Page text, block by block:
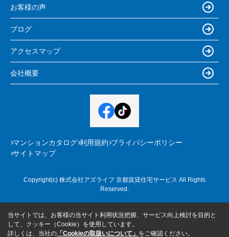
お客様の声
ブログ
アクセスマップ
会社概要
マンションカタログ 利用規約 プライバシーポリシー
サイトマップ
Copyright(c) 株式会社アズライフ 京都賃貸住宅サービス All Rights
Reserved.
当サイトでは、お客様の当サイト利用状況把握、サービス向上検討を目的と
して、クッキー（Cookie）を使用しています。
詳しくは、当社の 「Cookieの取扱いについて」 をご確認ください。